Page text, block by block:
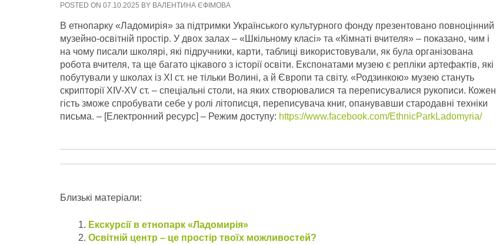
POSTED ON 07.10.2025 BY ВАЛЕНТИНА ЄФІМОВА
В етнопарку «Ладомирія» за підтримки Українського культурного фонду презентовано повноцінний
музейно-освітній простір. У двох залах – «Шкільному класі» та «Кімнаті вчителя» – показано, чим і
на чому писали школярі, які підручники, карти, таблиці використовували, як була організована
робота вчителя, та ще багато цікавого з історії освіти. Експонатами музею є репліки артефактів, які
побутували у школах із XI ст. не тільки Волині, а й Європи та світу. «Родзинкою» музею стануть
скрипторії XIV-XV ст. – спеціальні столи, на яких створювалися та переписувалися рукописи. Кожен
гість зможе спробувати себе у ролі літописця, переписувача книг, опанувавши стародавні техніки
письма. – [Електронний ресурс] – Режим доступу: https://www.facebook.com/EthnicParkLadomyria/
Близькі матеріали:
Екскурсії в етнопарк «Ладомирія»
Освітній центр – це простір твоїх можливостей?